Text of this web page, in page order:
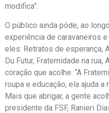
modifica”.
O público ainda pôde, ao
experiência de caravaneiros
eles: Retratos de esperança,
Du Futur, Fraternidade na
coração que acolhe. “A
roupa e educação, ela ajuda a
Mais que abrigar, a gente
presidente da FSF, Ranieri